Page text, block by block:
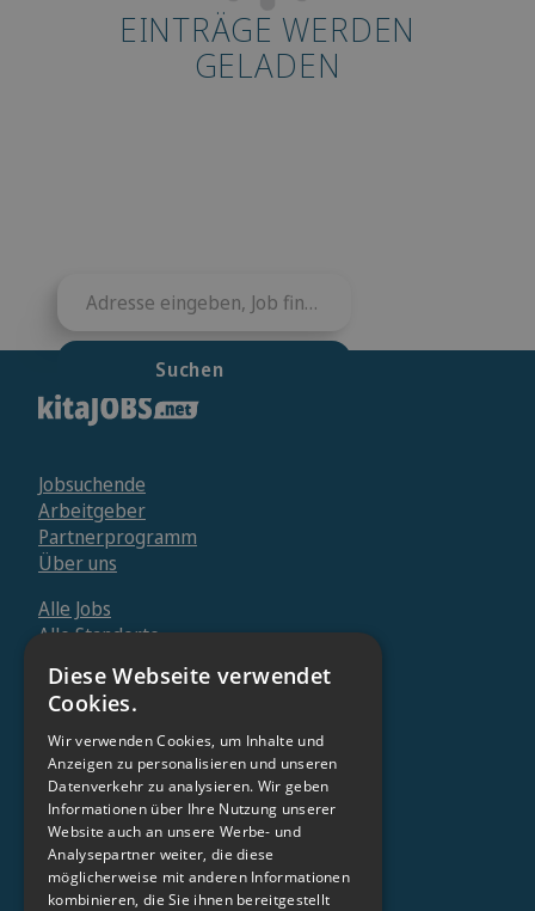
EINTRÄGE WERDEN
GELADEN
Adresse eingeben, Job finden.
Suchen
Jobsuchende
Arbeitgeber
Partnerprogramm
Über uns
Alle Jobs
Alle Standorte
Kontakt
Magazin
Plattform
Login Arbeitgeber
TalentPool.care
Impressum
Datenschutz
AGB
Diese Webseite verwendet
Cookies.
Wir verwenden Cookies, um Inhalte und
Anzeigen zu personalisieren und unseren
Datenverkehr zu analysieren. Wir geben
Informationen über Ihre Nutzung unserer
Website auch an unsere Werbe- und
Analysepartner weiter, die diese
möglicherweise mit anderen Informationen
kombinieren, die Sie ihnen bereitgestellt